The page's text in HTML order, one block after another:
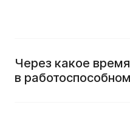
Через какое
в